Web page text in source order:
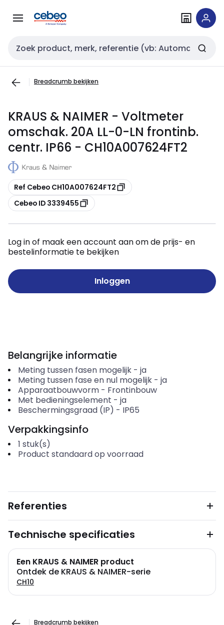
naar
naar
Zoekveld invoer
Breadcrumb bekijken
KRAUS & NAIMER - Voltmeter
omschak. 20A LL-0-LN frontinb.
centr. IP66 - CH10A007624FT2
Kopiëren
Ref Cebeo CH10A007624FT2
Kopiëren
Cebeo ID 3339455
Log in of maak een account aan om de prijs- en
bestelinformatie te bekijken
Inloggen
Belangrijke informatie
Meting tussen fasen mogelijk- ja
Meting tussen fase en nul mogelijk- ja
Apparaatbouwvorm- Frontinbouw
Met bedieningselement - ja
Beschermingsgraad (IP) - IP65
Verpakkingsinfo
1 stuk(s)
Product standaard op voorraad
Referenties
Technische specificaties
Een KRAUS & NAIMER product
Ontdek de KRAUS & NAIMER-serie
CH10
Breadcrumb bekijken